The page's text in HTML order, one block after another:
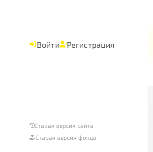
Войти Регистрация
Старая версия сайта
Старая версия фонда